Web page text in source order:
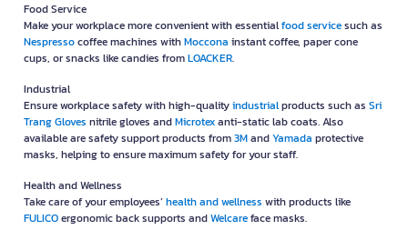
Food Service
Make your workplace more convenient with essentialfood servicesuch as
Nespressocoffee machines withMoccona instant coffee, paper cone
cups, or snacks like candies fromLOACKER.
Industrial
Ensure workplace safety with high-qualityindustrialproducts such as Sri
Trang Gloves nitrile gloves andMicrotexanti-static lab coats. Also
available are safety support products from3MandYamada protective
masks, helping to ensure maximum safety for your staff.
Health and Wellness
Take care of your employees’health and wellness with products like
FULICOergonomic back supports andWelcareface masks.